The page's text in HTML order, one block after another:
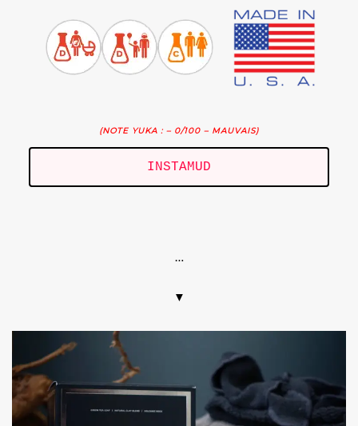
(NOTE YUKA : – 0/100 – MAUVAIS)
INSTAMUD
▼